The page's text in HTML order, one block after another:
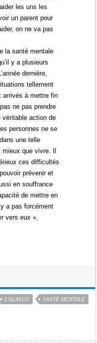
les uns les
un parent pour
on ne va pas
la santé mentale
y a plusieurs
dernière,
tellement
arrivés à mettre fin
ne pas prendre
action de
personnes ne se
une telle
mieux que vivre. Il
ces difficultés
prévenir et
en souffrance
de mettre en
a pas forcément
vers eux »,
L'ALASCO
SANTÉ MENTALE